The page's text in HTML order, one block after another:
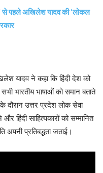
पहले अखिलेश यादव की ‘लोकल
यादव ने कहा कि हिंदी देश को
भारतीय भाषाओं को समान बताते
दौरान उत्तर प्रदेश लोक सेवा
हिंदी साहित्यकारों को सम्मानित
प्रतिबद्धता जताई।